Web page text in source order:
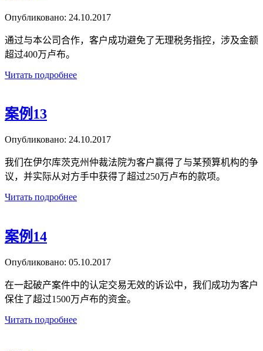
Опубликовано: 24.10.2017
通过与本公司合作，客户成功避免了无理税务指控，涉及金额
超过400万卢布。
Читать подробнее
案例13
Опубликовано: 24.10.2017
我们在伊尔库茨克州仲裁法院为客户赢得了与某预算机构的争
议，并实际从对方手中获得了超过250万卢布的款项。
Читать подробнее
案例14
Опубликовано: 05.10.2017
在一起破产案件中的认定交易无效的诉讼中，我们成功为客户
保住了超过1500万卢布的资金。
Читать подробнее